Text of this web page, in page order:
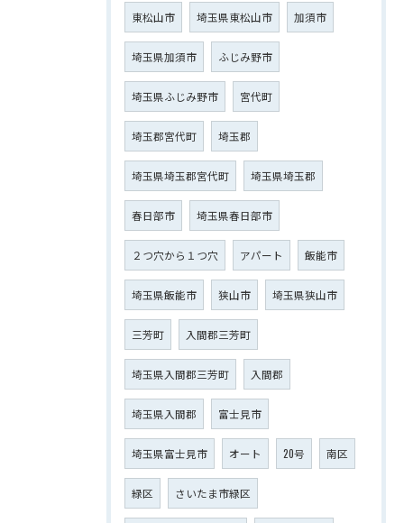
東松山市 埼玉県東松山市 加須市
埼玉県加須市 ふじみ野市
埼玉県ふじみ野市 宮代町
埼玉郡宮代町 埼玉郡
埼玉県埼玉郡宮代町 埼玉県埼玉郡
春日部市 埼玉県春日部市
２つ穴から１つ穴 アパート 飯能市
埼玉県飯能市 狭山市 埼玉県狭山市
三芳町 入間郡三芳町
埼玉県入間郡三芳町 入間郡
埼玉県入間郡 富士見市
埼玉県富士見市 オート 20号 南区
緑区 さいたま市緑区